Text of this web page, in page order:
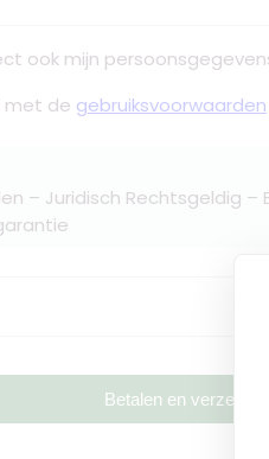
ook mijn
met de gebruiksvoorwaarden
– Juridisch Rechtsgeldig –
Betalen en verzenden